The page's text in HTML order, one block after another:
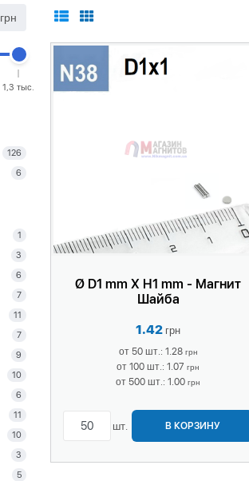
грн
1,3 тыс.
126
6
1
3
6
7
11
7
9
10
6
11
10
3
5
Ø D1 mm X H1 mm - Магнит
Шайба
1.42 грн
от 50 шт.: 1.28 грн
от 100 шт.: 1.07 грн
от 500 шт.: 1.00 грн
шт. В КОРЗИНУ